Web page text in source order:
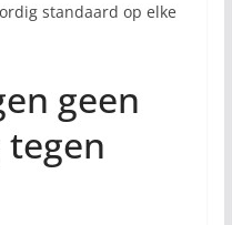
standaard op elke
geen